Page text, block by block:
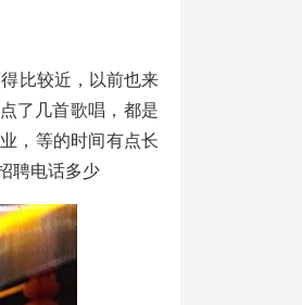
比较近，以前也来
了几首歌唱，都是
，等的时间有点长
聘电话多少